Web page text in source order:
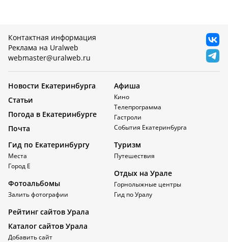
Контактная информация
Реклама на Uralweb
webmaster@uralweb.ru
Новости Екатеринбурга
Статьи
Погода в Екатеринбурге
Почта
Афиша
Кино
Телепрограмма
Гастроли
События Екатеринбурга
Гид по Екатеринбургу
Места
Город Е
Фотоальбомы
Залить фотографии
Туризм
Путешествия
Отдых на Урале
Горнолыжные центры
Гид по Уралу
Рейтинг сайтов Урала
Каталог сайтов Урала
Добавить сайт